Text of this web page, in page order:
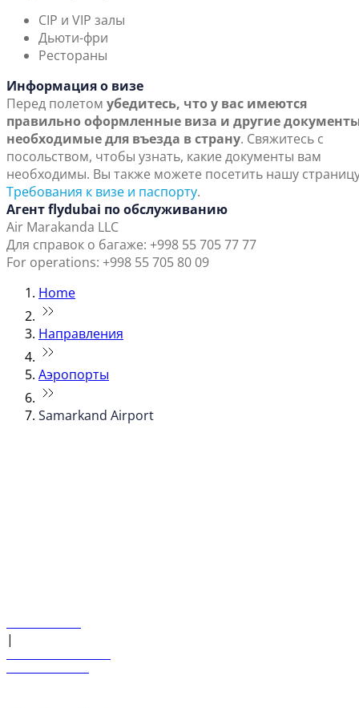
CIP и VIP залы
Дьюти-фри
Рестораны
Информация о визе
Перед полетом убедитесь, что у вас имеются
правильно оформленные виза и другие
необходимые для въезда в страну. Свяжитесь с
посольством, чтобы узнать, какие документы вам
необходимы. Вы также можете посетить нашу
Требования к визе и паспорту.
Агент flydubai по обслуживанию
Air Marakanda LLC
Для справок о багаже: +998 55 705 77 77
For operations: +998 55 705 80 09
Home
Направления
Аэропорты
Samarkand Airport
|